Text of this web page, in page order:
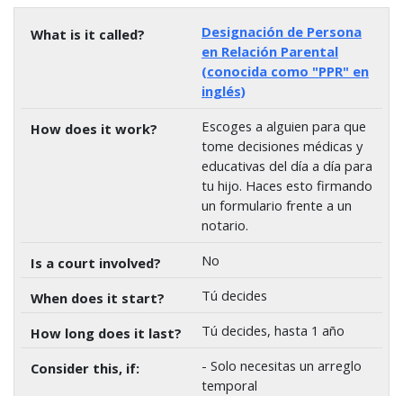
Designación de Persona
en Relación Parental
(conocida como "PPR" en
inglés)
Escoges a alguien para que
tome decisiones médicas y
educativas del día a día para
tu hijo. Haces esto firmando
un formulario frente a un
notario.
No
Tú decides
Tú decides, hasta 1 año
- Solo necesitas un arreglo
temporal